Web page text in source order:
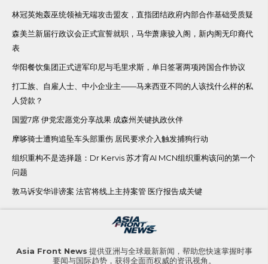
林冠英炮轰巫统领袖无端攻击盟友，直指团结政府内部合作基础受质疑
森美兰新届行政议会正式宣誓就职，马华萧康骏入阁，新内阁无印裔代
表
华阳餐饮集团正式进军印尼与毛里求斯，单日签署两项跨国合作协议
打工族、自雇人士、中小企业主——马来西亚不同的人该找什么样的私
人贷款？
国盟7席 伊党宏愿党分享战果 成森州关键执政伙伴
摩哆骑士遭狗追坠车头部重伤 居民要求介入触发捕狗行动
组织重构不是选择题：Dr Kervis 苏才育AI MCN组织重构该问的第一个
问题
敦马诉安华诽谤案 法官将线上主持案管 医疗报告成关键
Asia Front News 提供亚洲与全球最新新闻，帮助您快速掌握时事
要闻与国际趋势，获得全面而权威的资讯视角。